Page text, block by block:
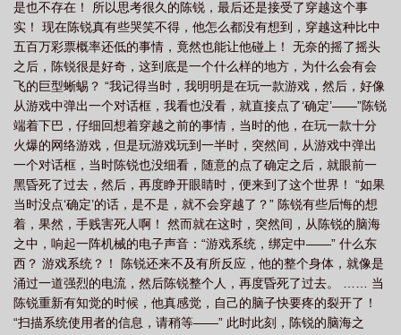
是也不存在！ 所以思考很久的陈锐，最后还是接受了穿越这个事
实！ 现在陈锐真有些哭笑不得，他怎么都没有想到，穿越这种比中
五百万彩票概率还低的事情，竟然也能让他碰上！ 无奈的摇了摇头
之后，陈锐很是好奇，这到底是一个什么样的地方，为什么会有会
飞的巨型蜥蜴？ “我记得当时，我明明是在玩一款游戏，然后，好像
从游戏中弹出一个对话框，我看也没看，就直接点了‘确定’——”陈锐
端着下巴，仔细回想着穿越之前的事情，当时的他，在玩一款十分
火爆的网络游戏，但是玩游戏玩到一半时，突然间，从游戏中弹出
一个对话框，当时陈锐也没细看，随意的点了确定之后，就眼前一
黑昏死了过去，然后，再度睁开眼睛时，便来到了这个世界！ “如果
当时没点‘确定’的话，是不是，就不会穿越了？” 陈锐有些后悔的想
着，果然，手贱害死人啊！ 然而就在这时，突然间，从陈锐的脑海
之中，响起一阵机械的电子声音：“游戏系统，绑定中——” 什么东
西？ 游戏系统？！ 陈锐还来不及有所反应，他的整个身体，就像是
涌过一道强烈的电流，然后陈锐整个人，再度昏死了过去。 …… 当
陈锐重新有知觉的时候，他真感觉，自己的脑子快要疼的裂开了！
“扫描系统使用者的信息，请稍等——” 此时此刻，陈锐的脑海之